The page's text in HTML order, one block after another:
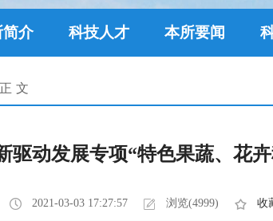
介 科技人才 本所要闻
文
驱动发展专项“特色果蔬、花
2021-03-03 17:27:57 浏览(4999) 收